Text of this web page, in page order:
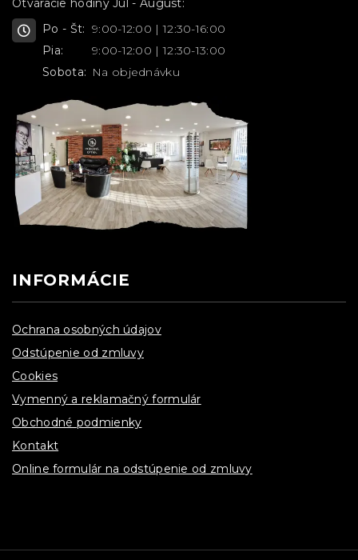
Otváracie hodiny Júl - August:
Po - Št: 9:00-12:00 | 12:30-16:00
Pia:
9:00-12:00 | 12:30-13:00
Sobota: Na objednávku
INFORMÁCIE
Ochrana osobných údajov
Odstúpenie od zmluvy
Cookies
Vymenný a reklamačný formulár
Obchodné podmienky
Kontakt
Online formulár na odstúpenie od zmluvy